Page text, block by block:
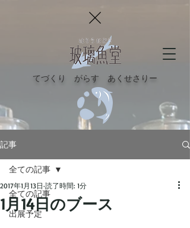
てづくり がらす あくせさりー
記事
全ての記事
出展予定
全ての記事
1月14日のブース
2017年1月13日 読了時間: 1分